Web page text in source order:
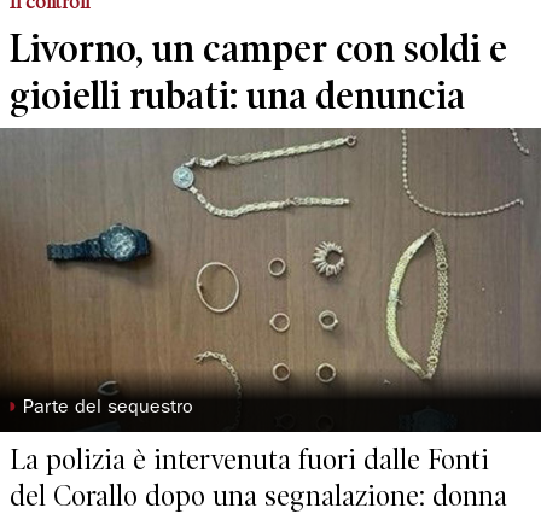
Livorno, un camper con soldi e
gioielli rubati: una denuncia
◗ Parte del sequestro
La polizia è intervenuta fuori dalle Fonti
del Corallo dopo una segnalazione: donna